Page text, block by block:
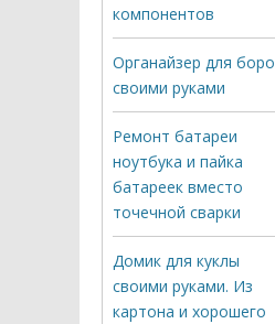
компонентов
Органайзер для
своими руками
Ремонт батареи
ноутбука и пайка
батареек вместо
точечной сварки
Домик для куклы
своими руками. Из
картона и хорошего